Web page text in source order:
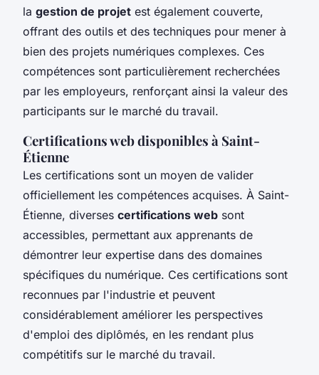
la gestion de projet est également couverte,
offrant des outils et des techniques pour mener à
bien des projets numériques complexes. Ces
compétences sont particulièrement recherchées
par les employeurs, renforçant ainsi la valeur des
participants sur le marché du travail.
Certifications web disponibles à Saint-
Étienne
Les certifications sont un moyen de valider
officiellement les compétences acquises. À Saint-
Étienne, diverses certifications web sont
accessibles, permettant aux apprenants de
démontrer leur expertise dans des domaines
spécifiques du numérique. Ces certifications sont
reconnues par l'industrie et peuvent
considérablement améliorer les perspectives
d'emploi des diplômés, en les rendant plus
compétitifs sur le marché du travail.